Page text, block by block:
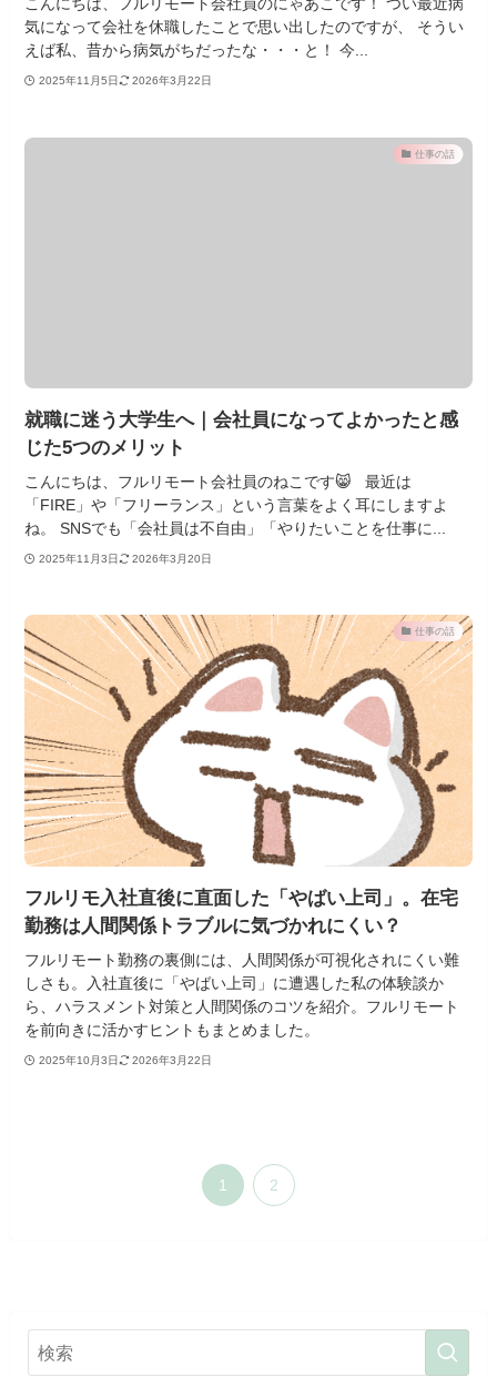
気になって会社を休職したことで思い出したのですが、 そうい
えば私、昔から病気がちだったな・・・と！ 今...
2025年11月5日 2026年3月22日
仕事の話
就職に迷う大学生へ｜会社員になってよかったと感
じた5つのメリット
こんにちは、フルリモート会社員のねこです😸 最近は
「FIRE」や「フリーランス」という言葉をよく耳にしますよ
ね。 SNSでも「会社員は不自由」「やりたいことを仕事に...
2025年11月3日 2026年3月20日
仕事の話
フルリモ入社直後に直面した「やばい上司」。在宅
勤務は人間関係トラブルに気づかれにくい？
フルリモート勤務の裏側には、人間関係が可視化されにくい難
しさも。入社直後に「やばい上司」に遭遇した私の体験談か
ら、ハラスメント対策と人間関係のコツを紹介。フルリモート
を前向きに活かすヒントもまとめました。
2025年10月3日 2026年3月22日
1 2